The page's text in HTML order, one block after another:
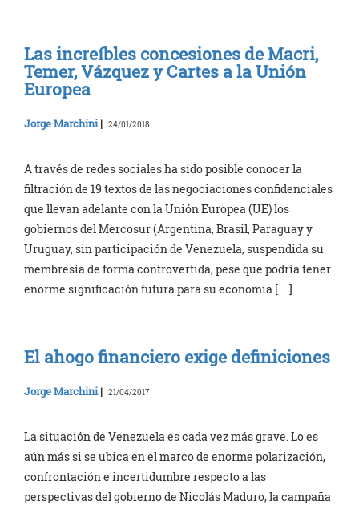
Las increíbles concesiones de Macri,
Temer, Vázquez y Cartes a la Unión
Europea
Jorge Marchini| 24/01/2018
A través de redes sociales ha sido posible conocer la
filtración de 19 textos de las negociaciones confidenciales
que llevan adelante con la Unión Europea (UE) los
gobiernos del Mercosur (Argentina, Brasil, Paraguay y
Uruguay, sin participación de Venezuela, suspendida su
membresía de forma controvertida, pese que podría tener
enorme significación futura para su economía […]
El ahogo financiero exige definiciones
Jorge Marchini| 21/04/2017
La situación de Venezuela es cada vez más grave. Lo es
aún más si se ubica en el marco de enorme polarización,
confrontación e incertidumbre respecto a las
perspectivas del gobierno de Nicolás Maduro, la campaña